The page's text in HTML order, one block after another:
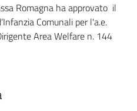
Romagna ha approvato il
Comunali per l'a.e.
Area Welfare n. 144